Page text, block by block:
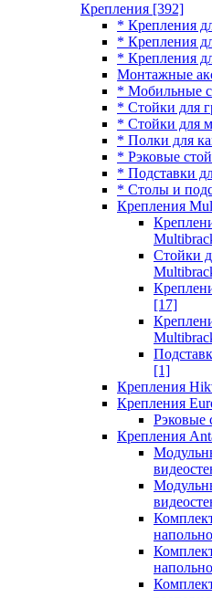
Крепления [392]
* Крепления
* Крепления
* Крепления
Монтажные
* Мобильные
* Стойки для
* Стойки для
* Полки для
* Рэковые
* Подставки
* Столы и
Крепления
Стойки
[17]
[1]
Крепления
Крепления
Рэковые
Крепления